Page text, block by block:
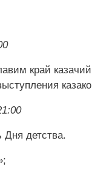
край
Дня детства.